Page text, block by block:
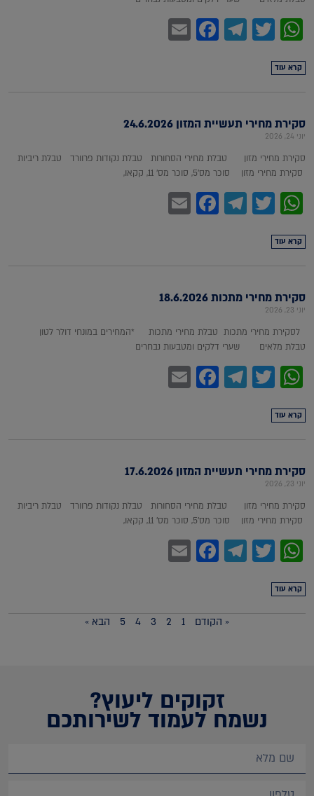
WhatsApp
Twitter
Telegram
Facebook
קרא עוד
סקירת מחירי תעשיית המזון 24.6.2026
יוני 24, 2026
סקירת מחירי מזון טבלת מחירי הסחורות טבלת נקודות פרוורד טבלת ריביות
סקירת מחירי מזון סוכר מס'5, סוכר מס' 11, קקאו,
WhatsApp
Twitter
Telegram
Facebook
קרא עוד
סקירת מחירי מתכות 18.6.2026
יוני 23, 2026
לסקירת מחירי מתכות טבלת מחירי מתכות *המחירים במונחי דולר לטון
טבלת מלאים שערי דלקים ומטבעות נבחרים
WhatsApp
Twitter
Telegram
Facebook
קרא עוד
סקירת מחירי תעשיית המזון 17.6.2026
יוני 23, 2026
סקירת מחירי מזון טבלת מחירי הסחורות טבלת נקודות פרוורד טבלת ריביות
סקירת מחירי מזון סוכר מס'5, סוכר מס' 11, קקאו,
WhatsApp
Twitter
Telegram
Facebook
קרא עוד
« הקודם 1
2
3
4
5 הבא »
זקוקים ליעוץ?
נשמח לעמוד לשירותכם